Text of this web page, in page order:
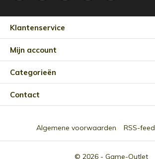
Klantenservice
Mijn account
Categorieën
Contact
© 2026 - Game-Outlet
Algemene voorwaarden RSS-feed